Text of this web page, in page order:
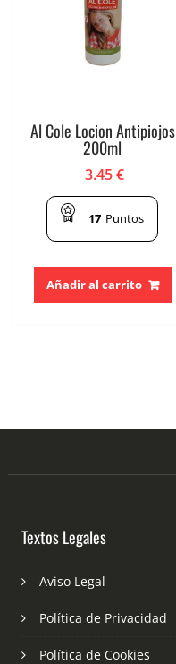
Al Cole Locion Antipiojos
200ml
3.45€
17 Puntos
Añadir al carrito
Textos Legales
Aviso Legal
Política de Privacidad
Política de Cookies